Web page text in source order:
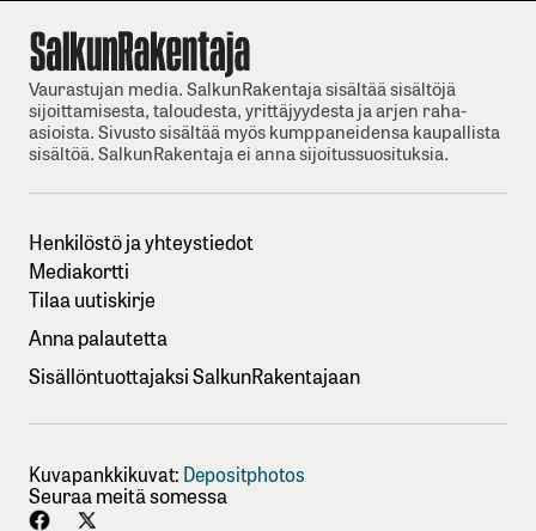
Vaurastujan media. SalkunRakentaja sisältää sisältöjä
sijoittamisesta, taloudesta, yrittäjyydesta ja arjen raha-
asioista. Sivusto sisältää myös kumppaneidensa kaupallista
sisältöä. SalkunRakentaja ei anna sijoitussuosituksia.
Henkilöstö ja yhteystiedot
Mediakortti
Tilaa uutiskirje
Anna palautetta
Sisällöntuottajaksi SalkunRakentajaan
Kuvapankkikuvat: Depositphotos
Seuraa meitä somessa